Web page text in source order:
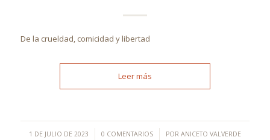
De la crueldad, comicidad y libertad
Leer más
1 DE JULIO DE 2023
/ 0 COMENTARIOS
/ POR ANICETO VALVERDE